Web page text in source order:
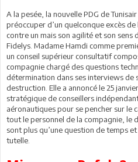
A la pesée, la nouvelle PDG de
préoccuper d’un quelconque excès
contre un mais son agilité et son
Fidelys. Madame Hamdi comme
un conseil supérieur consultatif
compagnie chargé des questions
détermination dans ses interviews de
destruction. Elle a annoncé le 25
stratégique de conseillers
aéronautiques pour se pencher sur le
tout le personnel de la compagnie, le
sont plus qu’une question de temps
tutelle.